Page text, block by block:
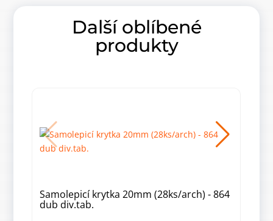
Další oblíbené
produkty
Samolepicí krytka 20mm (28ks/arch) - 864
dub div.tab.